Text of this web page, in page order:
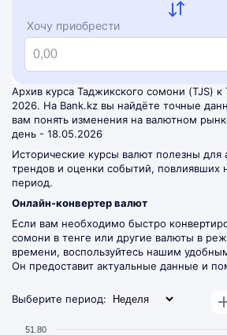
Хочу приобрести
Архив курса Таджикского сомони (TJS) к
2026. На Bank.kz вы найдёте точные
вам понять изменения на валютном
день - 18.05.2026
Исторические курсы валют полезны для
трендов и оценки событий, повлиявших
период.
Онлайн-конвертер валют
Если вам необходимо быстро
сомони в тенге или другие валюты в
времени, воспользуйтесь нашим
Он предоставит актуальные данные и
Выберите период:
51.80